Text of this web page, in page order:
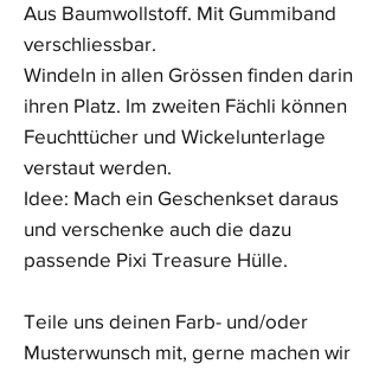
Aus Baumwollstoff. Mit Gummiband
verschliessbar.
Windeln in allen Grössen finden darin
ihren Platz. Im zweiten Fächli können
Feuchttücher und Wickelunterlage
verstaut werden.
Idee: Mach ein Geschenkset daraus
und verschenke auch die dazu
passende Pixi Treasure Hülle.
Teile uns deinen Farb- und/oder
Musterwunsch mit, gerne machen wir